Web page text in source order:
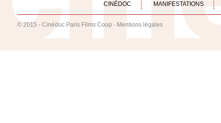
CINÉDOC MANIFESTATIONS
© 2015 - Cinédoc Paris Films Coop - Mentions légales